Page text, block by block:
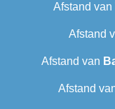
Afstand van
Afstand
Afstand van
Afstand